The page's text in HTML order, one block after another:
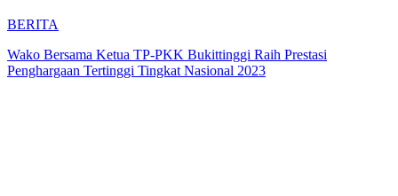
BERITA
Wako Bersama Ketua TP-PKK Bukittinggi Raih Prestasi
Penghargaan Tertinggi Tingkat Nasional 2023